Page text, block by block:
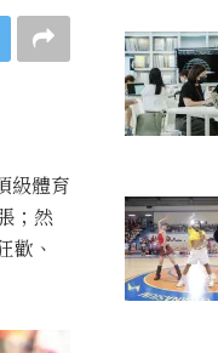
級體育
；然
歡、